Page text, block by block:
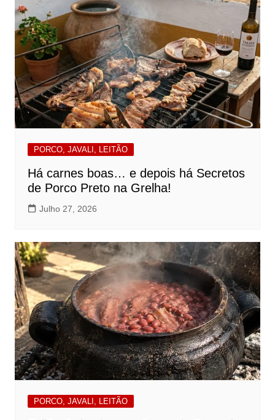
PORCO, JAVALI, LEITÃO
Há carnes boas… e depois há Secretos
de Porco Preto na Grelha!
Julho 27, 2026
PORCO, JAVALI, LEITÃO